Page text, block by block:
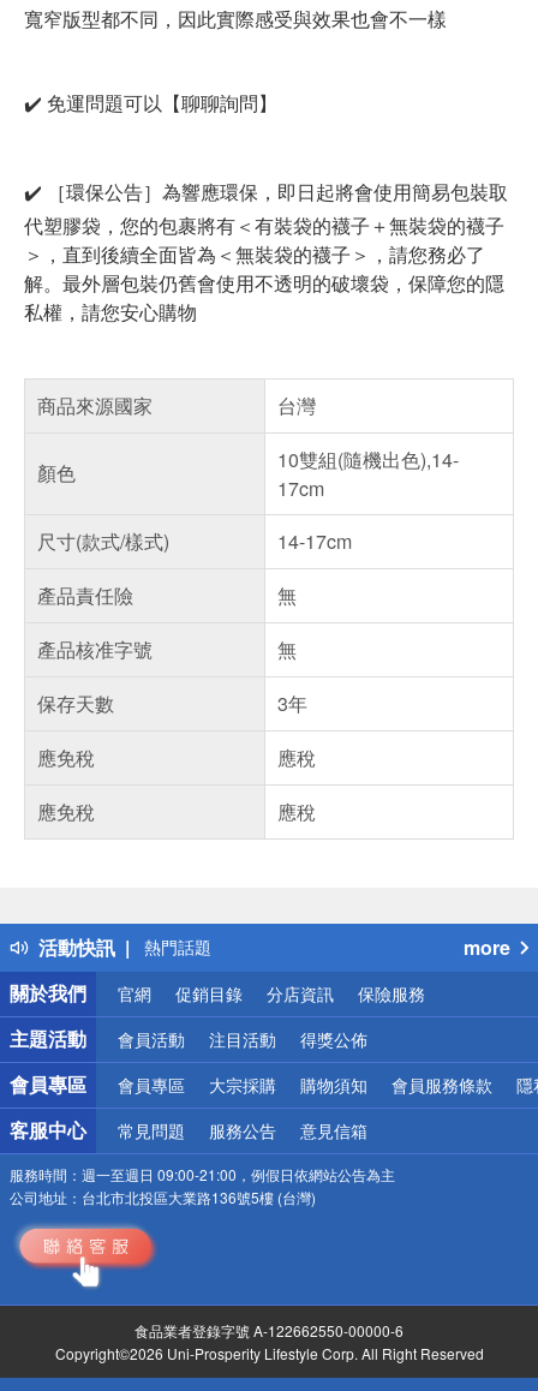
寬窄版型都不同，因此實際感受與效果也會不一樣
✔️ 免運問題可以【聊聊詢問】
✔️ ［環保公告］為響應環保，即日起將會使用簡易包裝取
代塑膠袋，您的包裹將有＜有裝袋的襪子＋無裝袋的襪子
＞，直到後續全面皆為＜無裝袋的襪子＞，請您務必了
解。最外層包裝仍舊會使用不透明的破壞袋，保障您的隱
私權，請您安心購物
商品來源國家 台灣
顏色
10雙組(隨機出色),14-
17cm
尺寸(款式/樣式)
14-17cm
產品責任險
無
產品核准字號
無
保存天數
3年
應免稅
應稅
應免稅
應稅
活動快訊
得獎公告
熱門話題
銀行優惠
偏遠地區配送
詐騙網頁！請小心！
more
關於我們
官網 促銷目錄 分店資訊 保險服務
主題活動 會員活動 注目活動 得獎公佈
會員專區 會員專區 大宗採購 購物須知 會員服務條款 隱
客服中心 常見問題 服務公告 意見信箱
服務時間： 週一至週日 09:00-21:00，例假日依網站公告為主
公司地址： 台北市北投區大業路136號5樓 (台灣)
食品業者登錄字號 A-122662550-00000-6
Copyright©2026 Uni-Prosperity Lifestyle Corp. All Right Reserved